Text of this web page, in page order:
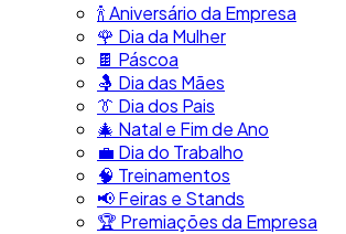
​🍾​ Aniversário da Empresa
🌹 Dia da Mulher
🍫​ Páscoa
🤱 Dia das Mães
👔​ Dia dos Pais
🎄 Natal e Fim de Ano
💼​ Dia do Trabalho
🧠​ Treinamentos
📢​ Feiras e Stands
🏆 Premiações da Empresa